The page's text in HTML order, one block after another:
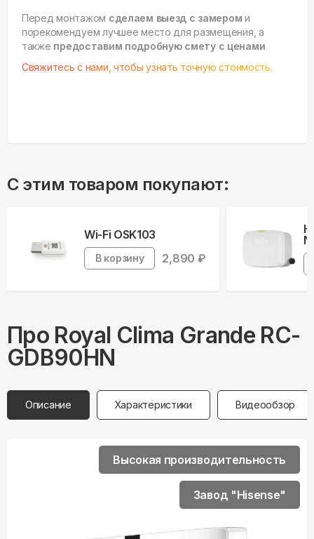
Перед монтажом сделаем выезд с замером и
порекомендуем лучшее место для размещения, а
также предоставим подробную смету с ценами
Свяжитесь с нами, чтобы узнать точную стоимость.
С этим товаром покупают:
Wi-Fi OSK103
В корзину 2,890 ₽
Про Royal Clima Grande RC-
GDB90HN
Описание Характеристики Видеообзор
Высокая производительность
Завод "Hisense"